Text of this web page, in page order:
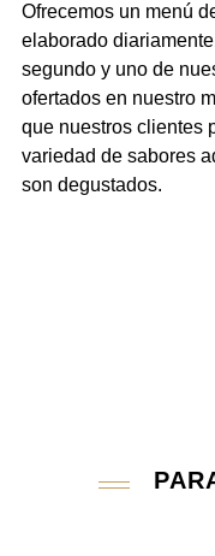
Ofrecemos un menú
elaborado
segundo y uno de
ofertados en nuestro
que nuestros clientes
variedad de sabores
son degustados.